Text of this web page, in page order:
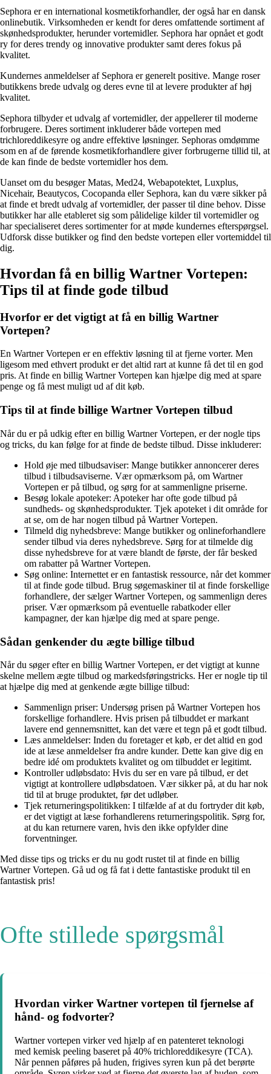
Sephora er en international kosmetikforhandler, der også har en dansk
onlinebutik. Virksomheden er kendt for deres omfattende sortiment af
skønhedsprodukter, herunder vortemidler. Sephora har opnået et godt
ry for deres trendy og innovative produkter samt deres fokus på
kvalitet.
Kundernes anmeldelser af Sephora er generelt positive. Mange roser
butikkens brede udvalg og deres evne til at levere produkter af høj
kvalitet.
Sephora tilbyder et udvalg af vortemidler, der appellerer til moderne
forbrugere. Deres sortiment inkluderer både vortepen med
trichloreddikesyre og andre effektive løsninger. Sephoras omdømme
som en af de førende kosmetikforhandlere giver forbrugerne tillid til, at
de kan finde de bedste vortemidler hos dem.
Uanset om du besøger Matas, Med24, Webapotektet, Luxplus,
Nicehair, Beautycos, Cocopanda eller Sephora, kan du være sikker på
at finde et bredt udvalg af vortemidler, der passer til dine behov. Disse
butikker har alle etableret sig som pålidelige kilder til vortemidler og
har specialiseret deres sortimenter for at møde kundernes efterspørgsel.
Udforsk disse butikker og find den bedste vortepen eller vortemiddel til
dig.
Hvordan få en billig Wartner Vortepen:
Tips til at finde gode tilbud
Hvorfor er det vigtigt at få en billig Wartner
Vortepen?
En Wartner Vortepen er en effektiv løsning til at fjerne vorter. Men
ligesom med ethvert produkt er det altid rart at kunne få det til en god
pris. At finde en billig Wartner Vortepen kan hjælpe dig med at spare
penge og få mest muligt ud af dit køb.
Tips til at finde billige Wartner Vortepen tilbud
Når du er på udkig efter en billig Wartner Vortepen, er der nogle tips
og tricks, du kan følge for at finde de bedste tilbud. Disse inkluderer:
Hold øje med tilbudsaviser: Mange butikker annoncerer deres
tilbud i tilbudsaviserne. Vær opmærksom på, om Wartner
Vortepen er på tilbud, og sørg for at sammenligne priserne.
Besøg lokale apoteker: Apoteker har ofte gode tilbud på
sundheds- og skønhedsprodukter. Tjek apoteket i dit område for
at se, om de har nogen tilbud på Wartner Vortepen.
Tilmeld dig nyhedsbreve: Mange butikker og onlineforhandlere
sender tilbud via deres nyhedsbreve. Sørg for at tilmelde dig
disse nyhedsbreve for at være blandt de første, der får besked
om rabatter på Wartner Vortepen.
Søg online: Internettet er en fantastisk ressource, når det kommer
til at finde gode tilbud. Brug søgemaskiner til at finde forskellige
forhandlere, der sælger Wartner Vortepen, og sammenlign deres
priser. Vær opmærksom på eventuelle rabatkoder eller
kampagner, der kan hjælpe dig med at spare penge.
Sådan genkender du ægte billige tilbud
Når du søger efter en billig Wartner Vortepen, er det vigtigt at kunne
skelne mellem ægte tilbud og markedsføringstricks. Her er nogle tip til
at hjælpe dig med at genkende ægte billige tilbud:
Sammenlign priser: Undersøg prisen på Wartner Vortepen hos
forskellige forhandlere. Hvis prisen på tilbuddet er markant
lavere end gennemsnittet, kan det være et tegn på et godt tilbud.
Læs anmeldelser: Inden du foretager et køb, er det altid en god
ide at læse anmeldelser fra andre kunder. Dette kan give dig en
bedre idé om produktets kvalitet og om tilbuddet er legitimt.
Kontroller udløbsdato: Hvis du ser en vare på tilbud, er det
vigtigt at kontrollere udløbsdatoen. Vær sikker på, at du har nok
tid til at bruge produktet, før det udløber.
Tjek returneringspolitikken: I tilfælde af at du fortryder dit køb,
er det vigtigt at læse forhandlerens returneringspolitik. Sørg for,
at du kan returnere varen, hvis den ikke opfylder dine
forventninger.
Med disse tips og tricks er du nu godt rustet til at finde en billig
Wartner Vortepen. Gå ud og få fat i dette fantastiske produkt til en
fantastisk pris!
Ofte stillede spørgsmål
Hvordan virker Wartner vortepen til fjernelse af
hånd- og fodvorter?
Wartner vortepen virker ved hjælp af en patenteret teknologi
med kemisk peeling baseret på 40% trichloreddikesyre (TCA).
Når pennen påføres på huden, frigives syren kun på det berørte